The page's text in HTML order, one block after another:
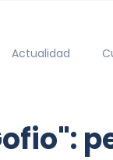
Actualidad